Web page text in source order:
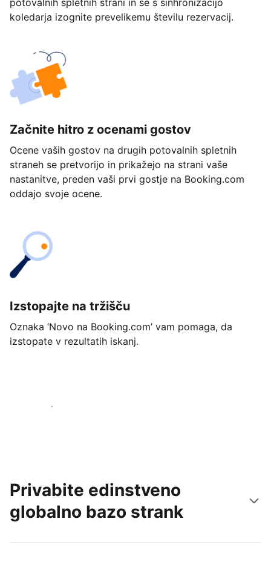
potovalnih spletnih strani in se s sinhronizacijo
koledarja izognite prevelikemu številu rezervacij.
Začnite hitro z ocenami gostov
Ocene vaših gostov na drugih potovalnih spletnih
straneh se pretvorijo in prikažejo na strani vaše
nastanitve, preden vaši prvi gostje na Booking.com
oddajo svoje ocene.
Izstopajte na tržišču
Oznaka ‘Novo na Booking.com’ vam pomaga, da
izstopate v rezultatih iskanj.
Začnite danes
Privabite edinstveno
globalno bazo strank